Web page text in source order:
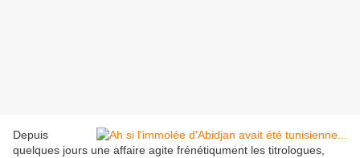
Depuis
quelques jours une affaire agite frénétiqument les titrologues,